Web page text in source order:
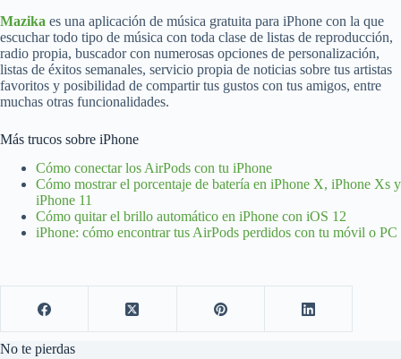
Mazika es una aplicación de música gratuita para iPhone con la que
escuchar todo tipo de música con toda clase de listas de reproducción,
radio propia, buscador con numerosas opciones de personalización,
listas de éxitos semanales, servicio propia de noticias sobre tus artistas
favoritos y posibilidad de compartir tus gustos con tus amigos, entre
muchas otras funcionalidades.
Más trucos sobre iPhone
Cómo conectar los AirPods con tu iPhone
Cómo mostrar el porcentaje de batería en iPhone X, iPhone Xs y
iPhone 11
Cómo quitar el brillo automático en iPhone con iOS 12
iPhone: cómo encontrar tus AirPods perdidos con tu móvil o PC
No te pierdas